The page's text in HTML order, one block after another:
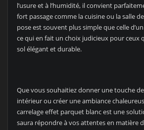
l’usure et à l’humidité, il convient
fort passage comme la cuisine ou la salle
pose est souvent plus simple que celle
ce qui en fait un choix judicieux pour ceux
sol élégant et durable.
Que vous souhaitiez donner une touche
intérieur ou créer une ambiance
carrelage effet parquet blanc est une
saura répondre à vos attentes en matière